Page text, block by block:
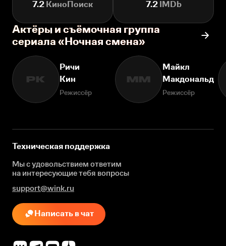
7.2 КиноПоиск 7.2IMDb
Актёры и съёмочная группа
сериала «Ночная смена»
РК
Ричи
Кин
Режиссёр
ММ
Майкл
Макдональд
Режиссёр
Техническая поддержка
Мы с удовольствием ответим
на интересующиетебя вопросы
support@wink.ru
Написать в чат